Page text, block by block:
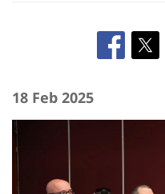
18 Feb 2025